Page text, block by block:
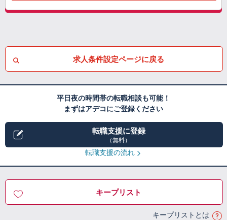
求人条件設定ページに戻る
平日夜の時間帯の転職相談も可能！
まずはアデコにご登録ください
転職支援に登録
（無料）
転職支援の流れ
キープリスト
キープリストとは